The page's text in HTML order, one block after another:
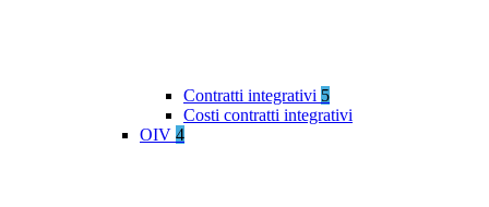
Contratti integrativi 5
Costi contratti integrativi
OIV 4